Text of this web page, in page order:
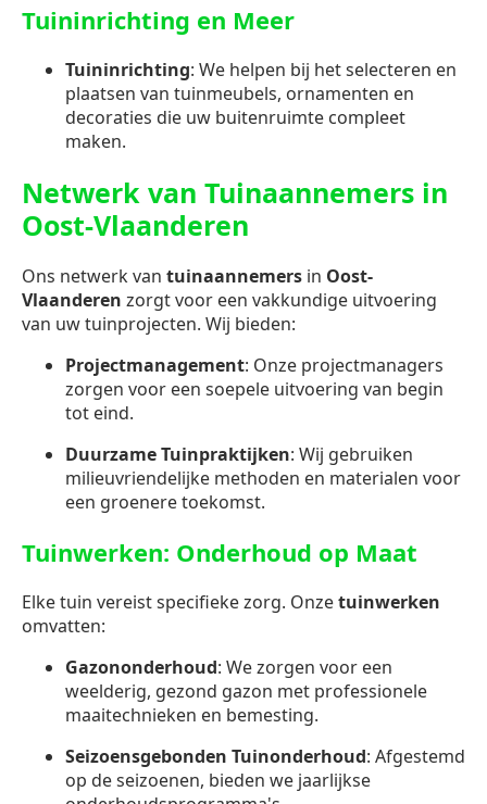
Tuininrichting en Meer
Tuininrichting: We helpen bij het selecteren en
plaatsen van tuinmeubels, ornamenten en
decoraties die uw buitenruimte compleet
maken.
Netwerk van Tuinaannemers in
Oost-Vlaanderen
Ons netwerk van tuinaannemers in Oost-
Vlaanderen zorgt voor een vakkundige uitvoering
van uw tuinprojecten. Wij bieden:
Projectmanagement: Onze projectmanagers
zorgen voor een soepele uitvoering van begin
tot eind.
Duurzame Tuinpraktijken: Wij gebruiken
milieuvriendelijke methoden en materialen voor
een groenere toekomst.
Tuinwerken: Onderhoud op Maat
Elke tuin vereist specifieke zorg. Onzetuinwerken
omvatten:
Gazononderhoud: We zorgen voor een
weelderig, gezond gazon met professionele
maaitechnieken en bemesting.
Seizoensgebonden Tuinonderhoud: Afgestemd
op de seizoenen, bieden we jaarlijkse